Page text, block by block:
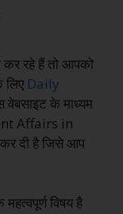
कर रहे हैं तो आपको
लिए Daily
के माध्यम
Affairs in
दी है जिसे आप
विषय है